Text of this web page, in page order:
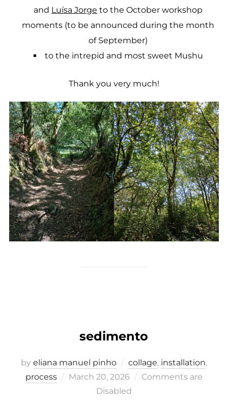
and Luísa Jorge to the October workshop
moments (to be announced during the month
of September)
to the intrepid and most sweet Mushu
Thank you very much!
sedimento
by eliana manuel pinho collage, installation,
process
Posted
March 20, 2026
Comments are
Disabled